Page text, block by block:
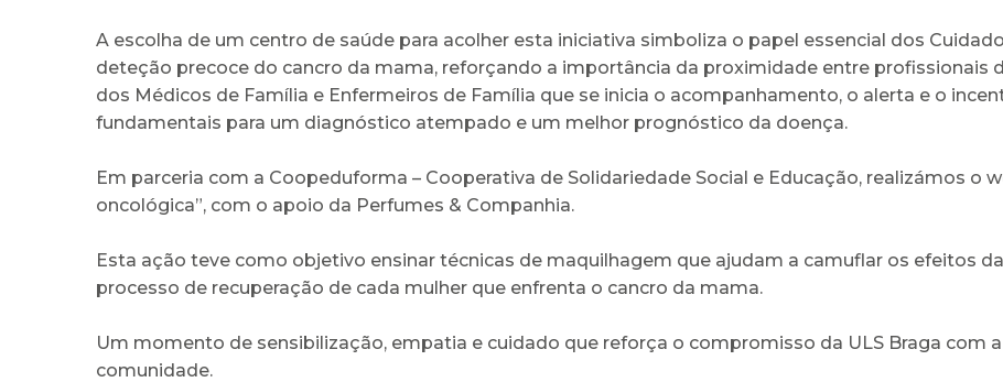
A escolha de um centro de saúde para acolher esta iniciativa simboliza o papel essencial dos
deteção precoce do cancro da mama, reforçando a importância da proximidade entre profissionais
dos Médicos de Família e Enfermeiros de Família que se inicia o acompanhamento, o alerta e o
fundamentais para um diagnóstico atempado e um melhor prognóstico da doença.
Em parceria com a Coopeduforma – Cooperativa de Solidariedade Social e Educação, realizámos o
oncológica”, com o apoio da Perfumes & Companhia.
Esta ação teve como objetivo ensinar técnicas de maquilhagem que ajudam a camuflar os efeitos
processo de recuperação de cada mulher que enfrenta o cancro da mama.
Um momento de sensibilização, empatia e cuidado que reforça o compromisso da ULS Braga com
comunidade.